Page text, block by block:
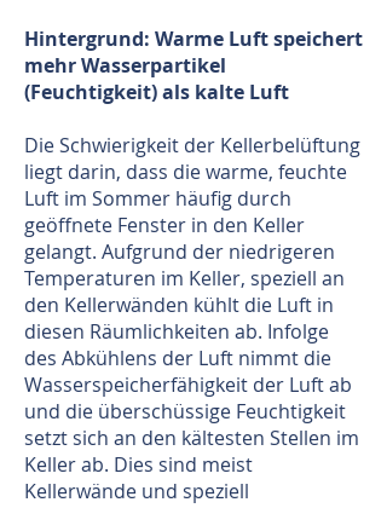
Hintergrund: Warme Luft speichert
mehr Wasserpartikel
(Feuchtigkeit) als kalte Luft
Die Schwierigkeit der Kellerbelüftung
liegt darin, dass die warme, feuchte
Luft im Sommer häufig durch
geöffnete Fenster in den Keller
gelangt. Aufgrund der niedrigeren
Temperaturen im Keller, speziell an
den Kellerwänden kühlt die Luft in
diesen Räumlichkeiten ab. Infolge
des Abkühlens der Luft nimmt die
Wasserspeicherfähigkeit der Luft ab
und die überschüssige Feuchtigkeit
setzt sich an den kältesten Stellen im
Keller ab. Dies sind meist
Kellerwände und speziell